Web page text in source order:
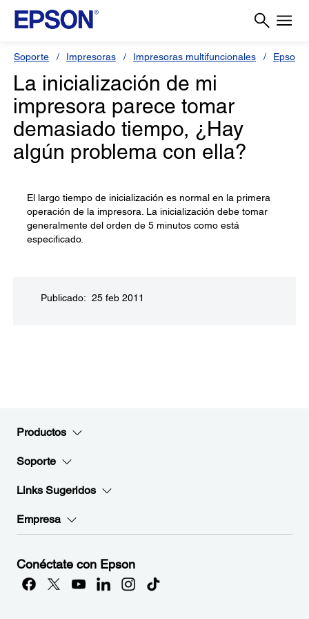
Soporte Impresoras Impresoras multifuncionales Epson
La inicialización de mi
impresora parece tomar
demasiado tiempo, ¿Hay
algún problema con ella?
El largo tiempo de inicialización es normal en la primera
operación de la impresora. La inicialización debe tomar
generalmente del orden de 5 minutos como está
especificado.
Publicado: 25 feb 2011
Productos
Soporte
Links Sugeridos
Empresa
Conéctate con Epson